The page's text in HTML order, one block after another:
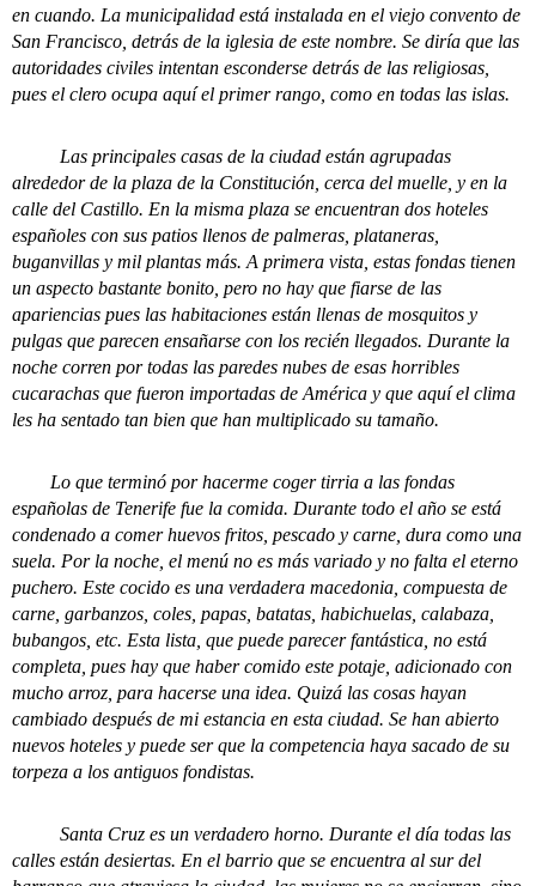
en cuando. La municipalidad está instalada en el viejo convento de
San Francisco, detrás de la iglesia de este nombre. Se diría que las
autoridades civiles intentan esconderse detrás de las religiosas,
pues el clero ocupa aquí el primer rango, como en todas las islas.
Las principales casas de la ciudad están agrupadas
alrededor de la plaza de la Constitución, cerca del muelle, y en la
calle del Castillo. En la misma plaza se encuentran dos hoteles
españoles con sus patios llenos de palmeras, plataneras,
buganvillas y mil plantas más. A primera vista, estas fondas tienen
un aspecto bastante bonito, pero no hay que fiarse de las
apariencias pues las habitaciones están llenas de mosquitos y
pulgas que parecen ensañarse con los recién llegados. Durante la
noche corren por todas las paredes nubes de esas horribles
cucarachas que fueron importadas de América y que aquí el clima
les ha sentado tan bien que han multiplicado su tamaño.
Lo que terminó por hacerme coger tirria a las fondas
españolas de Tenerife fue la comida. Durante todo el año se está
condenado a comer huevos fritos, pescado y carne, dura como una
suela. Por la noche, el menú no es más variado y no falta el eterno
puchero. Este cocido es una verdadera macedonia, compuesta de
carne, garbanzos, coles, papas, batatas, habichuelas, calabaza,
bubangos, etc. Esta lista, que puede parecer fantástica, no está
completa, pues hay que haber comido este potaje, adicionado con
mucho arroz, para hacerse una idea. Quizá las cosas hayan
cambiado después de mi estancia en esta ciudad. Se han abierto
nuevos hoteles y puede ser que la competencia haya sacado de su
torpeza a los antiguos fondistas.
Santa Cruz es un verdadero horno. Durante el día todas las
calles están desiertas. En el barrio que se encuentra al sur del